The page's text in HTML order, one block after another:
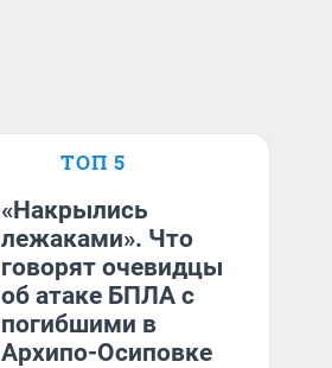
ТОП 5
«Накрылись
лежаками». Что
говорят очевидцы
об атаке БПЛА с
погибшими в
Архипо-Осиповке